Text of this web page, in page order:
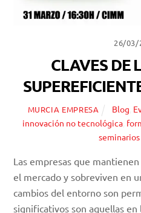
26/03/
CLAVES DE
MURCIA EMPRESA Blog
innovación no tecnológica,
seminarios
Las empresas que
el mercado y sobreviven en
cambios del entorno son
significativos son aquellas